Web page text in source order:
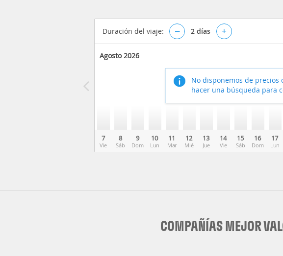
Duración del viaje: – 2 días +
Agosto 2026
7
Vie
8
Sáb
9
Dom
10
Lun
11
Mar
12
Mié
13
Jue
14
Vie
15
Sáb
16
Dom
17
Lun
No disponemos de precios
hacer una búsqueda para
COMPAÑÍAS MEJOR